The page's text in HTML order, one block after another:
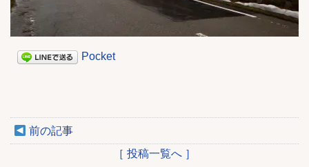
Pocket
前の記事
［ 投稿一覧へ ］